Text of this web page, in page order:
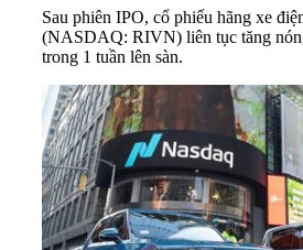
Sau phiên IPO, cổ phiếu hãng xe
(NASDAQ: RIVN) liên tục tăng
trong 1 tuần lên sàn.